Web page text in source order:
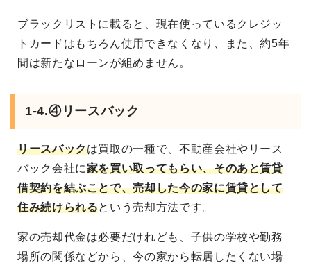
ブラックリストに載ると、現在使っているクレジッ
トカードはもちろん使用できなくなり、また、約5年
間は新たなローンが組めません。
1-4.④リースバック
リースバックは買取の一種で、不動産会社やリース
バック会社に家を買い取ってもらい、そのあと賃貸
借契約を結ぶことで、売却した今の家に賃貸として
住み続けられるという売却方法です。
家の売却代金は必要だけれども、子供の学校や勤務
場所の関係などから、今の家から転居したくない場